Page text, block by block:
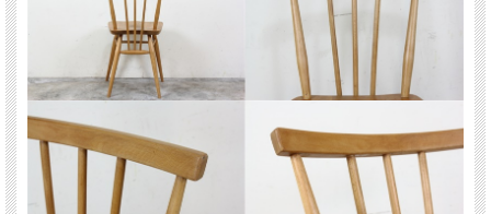
エルム材・ブナ材
W 43ｃｍ×D 44ｃｍ×H 78.5ｃｍ（座面高44cm）
※サイズはそれぞれ最大値にて記載しております。
※サイズは若干の誤差がありますのであらかじめご了承ください。
※湿った物や熱い物を直接置かれますと染みができますので、ご注意下さい。
カップ等を置かれる際は、マットやコースターの使用をおすすめ致します。
＜必ずお読みください＞